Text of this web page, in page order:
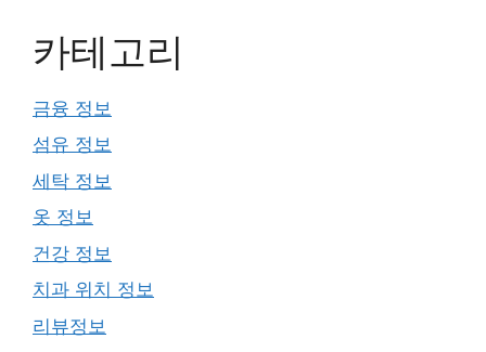
카테고리
금융 정보
섬유 정보
세탁 정보
옷 정보
건강 정보
치과 위치 정보
리뷰정보